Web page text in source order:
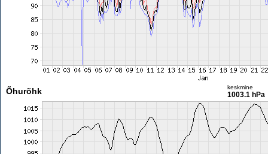
Õhurõhk keskmine
1003.1 hPa